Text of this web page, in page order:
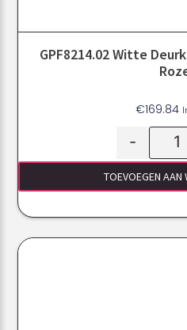
GPF8214.02 Witte
€169.84
-
TOEVOEGEN AAN